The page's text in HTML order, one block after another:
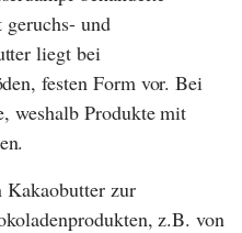
und
liegt bei
festen Form vor. Bei
weshalb Produkte mit
Kakaobutter zur
z.B. von